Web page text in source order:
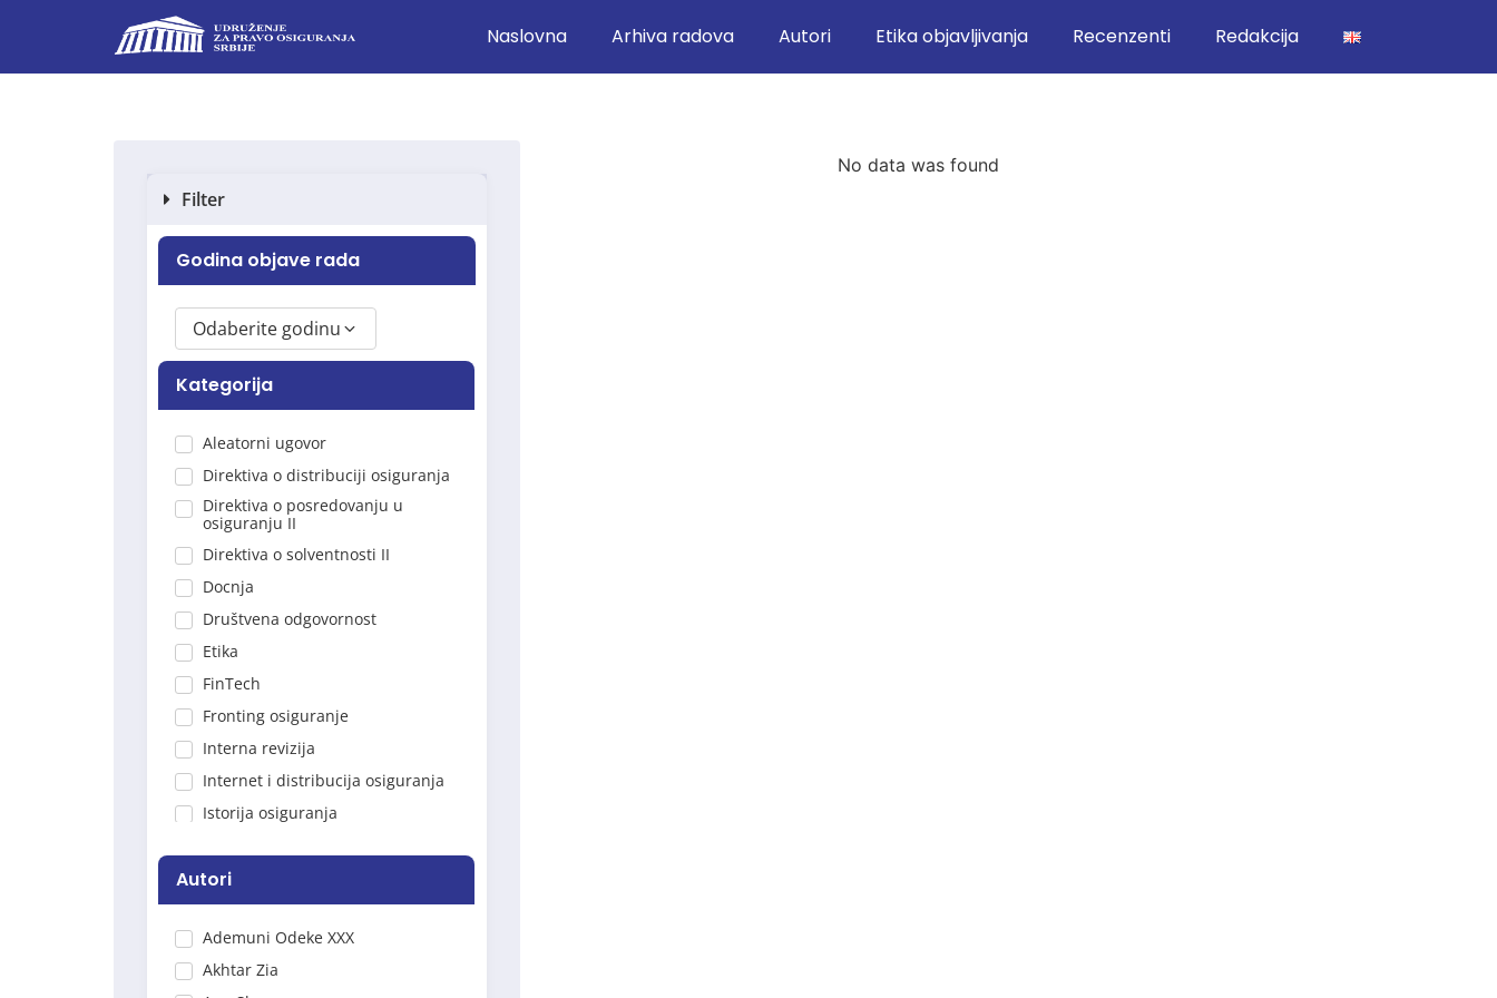
Naslovna Arhiva radova Autori Etika objavljivanja Recenzenti Redakcija
Filter
Godina objave rada
Odaberite godinu
Kategorija
Aleatorni ugovor
Direktiva o distribuciji osiguranja
Direktiva o posredovanju u
osiguranju II
Direktiva o solventnosti II
Docnja
Društvena odgovornost
Etika
FinTech
Fronting osiguranje
Interna revizija
Internet i distribucija osiguranja
Istorija osiguranja
Kartelni sporazumi
Kolektivno osiguranje
koncentracija
Korporativna uprava
Autori
Ademuni Odeke XXX
Akhtar Zia
No data was found